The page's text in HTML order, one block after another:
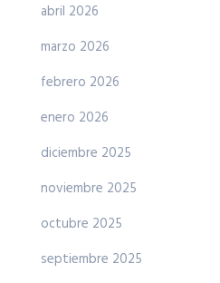
abril 2026
marzo 2026
febrero 2026
enero 2026
diciembre 2025
noviembre 2025
octubre 2025
septiembre 2025